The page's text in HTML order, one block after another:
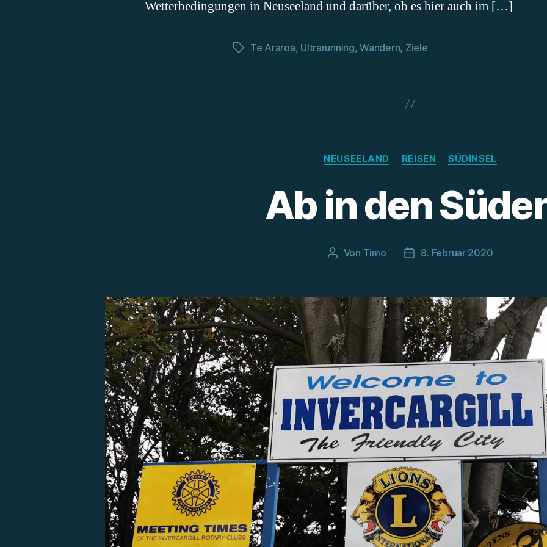
Wetterbedingungen in Neuseeland und darüber, ob es hier auch im […]
Schlagwörter
Te Araroa, Ultrarunning,Wandern, Ziele
Kategorien
NEUSEELAND REISEN SÜDINSEL
Ab in den
Beitragsautor
Von Timo Beitragsdatum
8. Februar 2020